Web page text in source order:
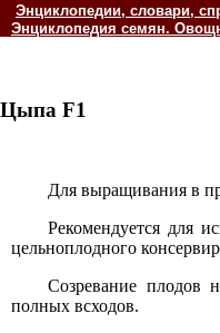
Энциклопедии, словари,
Энциклопедия семян.
Цыпа F1
Для выращивания в
Рекомендуется для
цельноплодного
Созревание плодов
полных всходов.